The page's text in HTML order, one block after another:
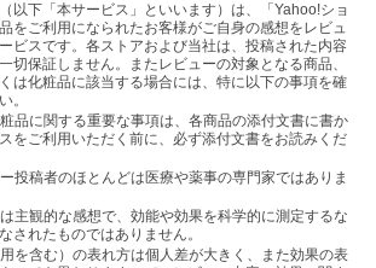
以下「本サービス」といいます）は、「Yahoo!ショ
をご利用になられたお客様がご自身の感想をレビュ
ビスです。各ストアおよび当社は、投稿された内容
切保証しません。またレビューの対象となる商品、
は化粧品に該当する場合には、特に以下の事項を確
。
品に関する重要な事項は、各商品の添付文書に書か
をご利用いただく前に、必ず添付文書をお読みくだ
投稿者のほとんどは医療や薬事の専門家ではありま
主観的な感想で、効能や効果を科学的に測定するな
されたものではありません。
を含む）の表れ方は個人差が大きく、また効果の表